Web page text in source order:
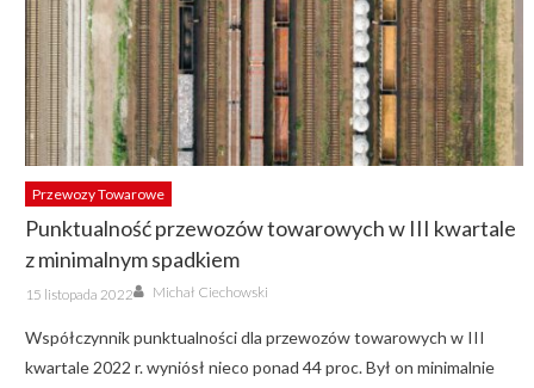
Przewozy Towarowe
Punktualność przewozów towarowych w III kwartale
z minimalnym spadkiem
Posted
on
15 listopada 2022 Author
Michał Ciechowski
Współczynnik punktualności dla przewozów towarowych w III
kwartale 2022 r. wyniósł nieco ponad 44 proc. Był on minimalnie